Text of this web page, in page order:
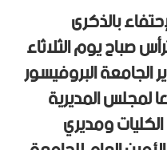
بالذكرى
صباح يوم الثلاثاء
مدير الجامعة البروفيسور
لمجلس المديرية
ومديري